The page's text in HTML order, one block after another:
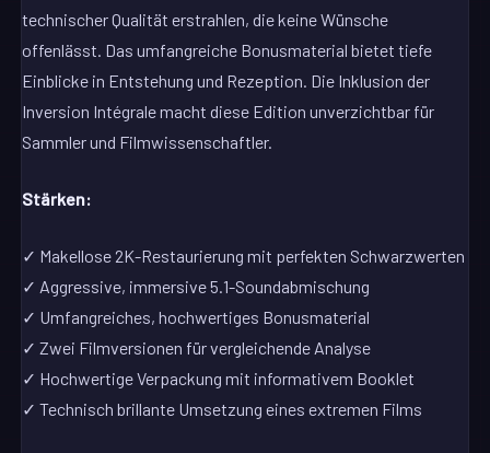
technischer Qualität erstrahlen, die keine Wünsche
offenlässt. Das umfangreiche Bonusmaterial bietet tiefe
Einblicke in Entstehung und Rezeption. Die Inklusion der
Inversion Intégrale macht diese Edition unverzichtbar für
Sammler und Filmwissenschaftler.
Stärken:
✓ Makellose 2K-Restaurierung mit perfekten Schwarzwerten
✓ Aggressive, immersive 5.1-Soundabmischung
✓ Umfangreiches, hochwertiges Bonusmaterial
✓ Zwei Filmversionen für vergleichende Analyse
✓ Hochwertige Verpackung mit informativem Booklet
✓ Technisch brillante Umsetzung eines extremen Films